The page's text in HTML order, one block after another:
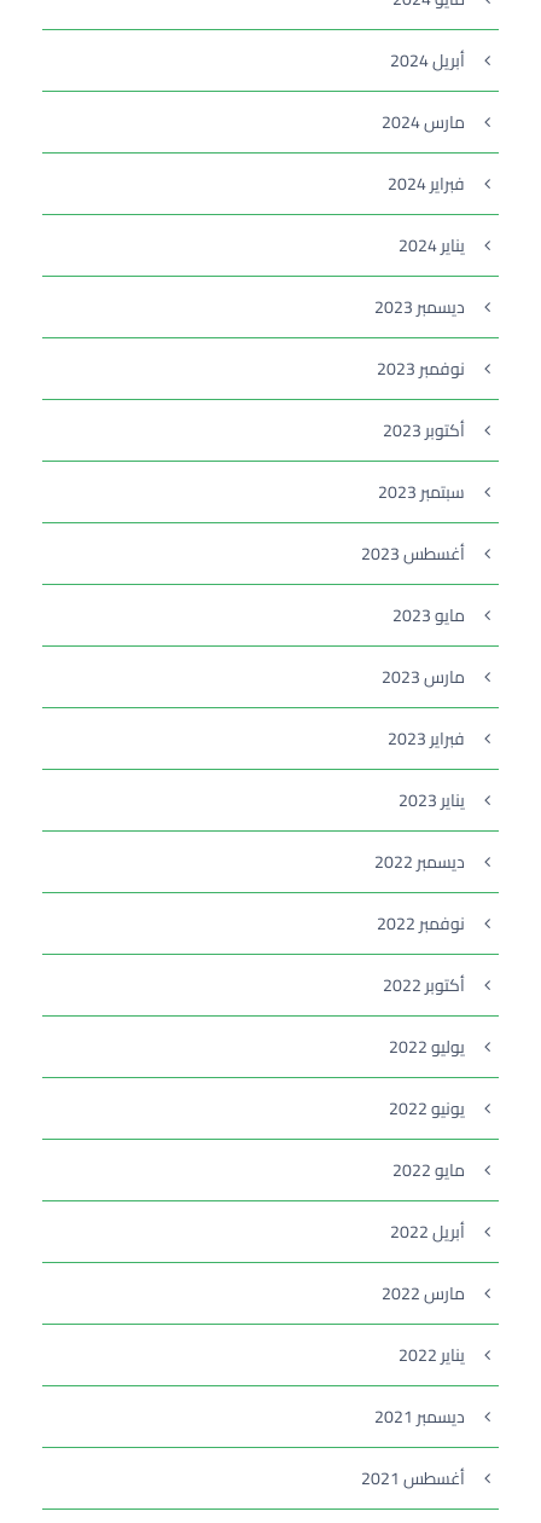
أبريل 2024
مارس 2024
فبراير 2024
يناير 2024
ديسمبر 2023
نوفمبر 2023
أكتوبر 2023
سبتمبر 2023
أغسطس 2023
مايو 2023
مارس 2023
فبراير 2023
يناير 2023
ديسمبر 2022
نوفمبر 2022
أكتوبر 2022
يوليو 2022
يونيو 2022
مايو 2022
أبريل 2022
مارس 2022
يناير 2022
ديسمبر 2021
أغسطس 2021